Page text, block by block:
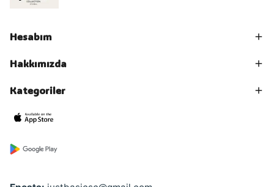
Hesabım
Hakkımızda
Kategoriler